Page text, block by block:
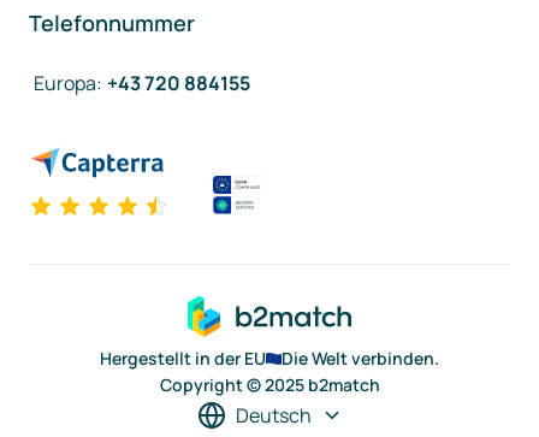
Telefonnummer
Europa: +43 720 884155
Hergestellt in der EU
Die Welt verbinden.
Copyright © 2025 b2match
Deutsch